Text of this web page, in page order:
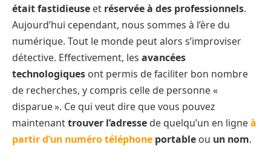
était fastidieuse et réservée à des professionnels.
Aujourd’hui cependant, nous sommes à l’ère du
numérique. Tout le monde peut alors s’improviser
détective. Effectivement, les avancées
technologiques ont permis de faciliter bon nombre
de recherches, y compris celle de personne «
disparue ». Ce qui veut dire que vous pouvez
maintenanttrouver l’adresse de quelqu’un en ligneà
partir d’un numéro téléphone portable ou un nom.